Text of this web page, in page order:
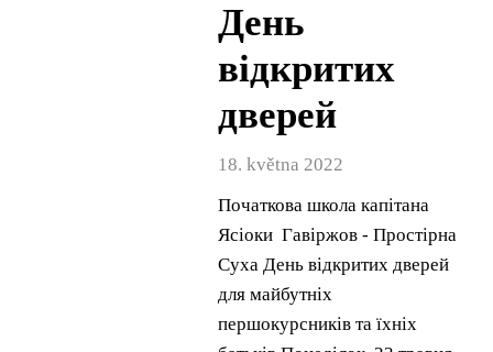
День
відкритих
дверей
18. května 2022
Початкова школа капітана
Ясіоки Гавіржов - Простірна
Суха День відкритих дверей
для майбутніх
першокурсників та їхніх